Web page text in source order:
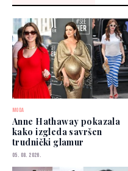
MODA
Anne Hathaway pokazala
kako izgleda savršen
trudnički glamur
05. 08. 2026.